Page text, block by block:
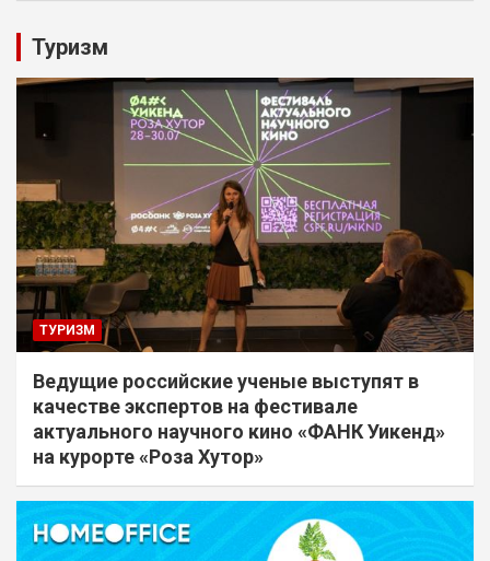
Туризм
ТУРИЗМ
Ведущие российские ученые выступят в
качестве экспертов на фестивале
актуального научного кино «ФАНК Уикенд»
на курорте «Роза Хутор»